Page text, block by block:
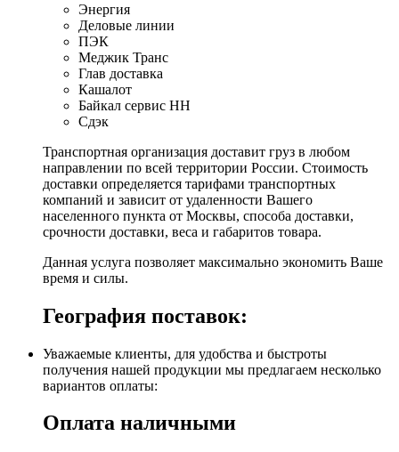
Энергия
Деловые линии
ПЭК
Меджик Транс
Глав доставка
Кашалот
Байкал сервис НН
Сдэк
Транспортная организация доставит груз в любом
направлении по всей территории России. Стоимость
доставки определяется тарифами транспортных
компаний и зависит от удаленности Вашего
населенного пункта от Москвы, способа доставки,
срочности доставки, веса и габаритов товара.
Данная услуга позволяет максимально экономить Ваше
время и силы.
География поставок:
Уважаемые клиенты, для удобства и быстроты
получения нашей продукции мы предлагаем несколько
вариантов оплаты:
Оплата наличными